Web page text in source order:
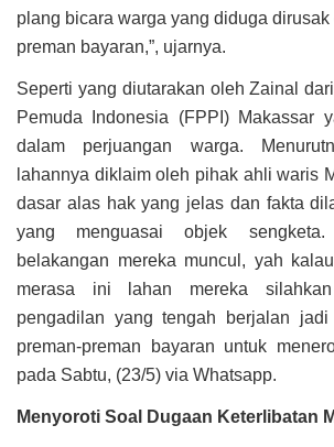
plang bicara warga yang diduga
preman bayaran,”, ujarnya.
Seperti yang diutarakan oleh Zainal
Pemuda Indonesia (FPPI) Makassar
dalam perjuangan warga.
lahannya diklaim oleh pihak ahli waris
dasar alas hak yang jelas dan fakta
yang menguasai objek
belakangan mereka muncul, yah
merasa ini lahan mereka
pengadilan yang tengah berjalan
preman-preman bayaran untuk
pada Sabtu, (23/5) via Whatsapp.
Menyoroti Soal Dugaan Keterlibatan